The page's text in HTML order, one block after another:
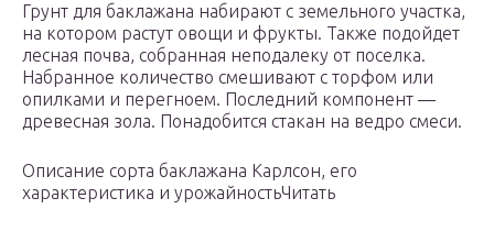
Грунт для баклажана набирают с земельного участка,
на котором растут овощи и фрукты. Также подойдет
лесная почва, собранная неподалеку от поселка.
Набранное количество смешивают с торфом или
опилками и перегноем. Последний компонент —
древесная зола. Понадобится стакан на ведро смеси.
Описание сорта баклажана Карлсон, его
характеристика и урожайностьЧитать